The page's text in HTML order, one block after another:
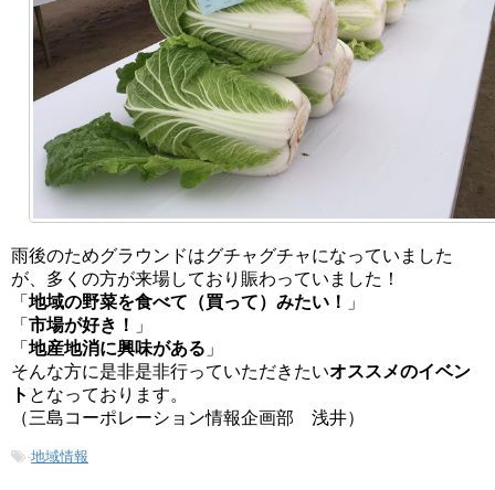
雨後のためグラウンドはグチャグチャになっていました
が、多くの方が来場しており賑わっていました！
「 地域の野菜を食べて（買って）みたい！
」
「 市場が好き！
」
「 地産地消に興味がある 」
そんな方に是非是非行っていただきたいオススメのイベン
ト となっております。
（三島コーポレーション情報企画部 浅井）
-地域情報